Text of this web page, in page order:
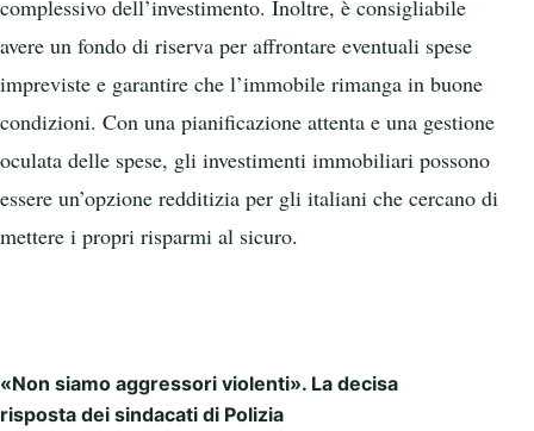
complessivo dell’investimento. Inoltre, è consigliabile
avere un fondo di riserva per affrontare eventuali spese
impreviste e garantire che l’immobile rimanga in buone
condizioni. Con una pianificazione attenta e una gestione
oculata delle spese, gli investimenti immobiliari possono
essere un’opzione redditizia per gli italiani che cercano di
mettere i propri risparmi al sicuro.
Post navigation
«Non siamo aggressori violenti». La decisa
risposta dei sindacati di Polizia